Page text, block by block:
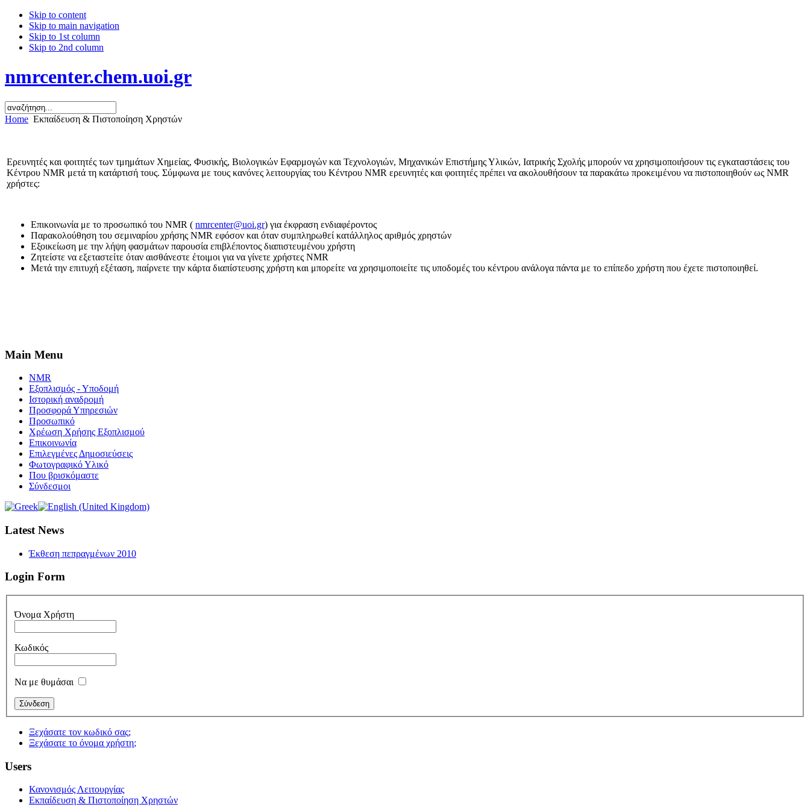
Skip to content
Skip to main navigation
Skip to 1st column
Skip to 2nd column
nmrcenter.chem.uoi.gr
Home Εκπαίδευση & Πιστοποίηση Χρηστών
Ερευνητές και φοιτητές των τμημάτων Χημείας, Φυσικής, Βιολογικών Εφαρμογών και Τεχνολογιών, Μηχανικών Επιστήμης Υλικών, Ιατρικής Σχολής μπορούν να χρησιμοποιήσουν τις εγκαταστάσεις του
Κέντρου NMR μετά τη κατάρτισή τους. Σύμφωνα με τους κανόνες λειτουργίας του Κέντρου NMR ερευνητές και φοιτητές πρέπει να ακολουθήσουν τα παρακάτω προκειμένου να πιστοποιηθούν ως NMR
χρήστες:
Επικοινωνία με το προσωπικό του NMR ( nmrcenter@uoi.gr) για έκφραση ενδιαφέροντος
Παρακολούθηση του σεμιναρίου χρήσης NMR εφόσον και όταν συμπληρωθεί κατάλληλος αριθμός χρηστών
Εξοικείωση με την λήψη φασμάτων παρουσία επιβλέποντος διαπιστευμένου χρήστη
Ζητείστε να εξεταστείτε όταν αισθάνεστε έτοιμοι για να γίνετε χρήστες NMR
Μετά την επιτυχή εξέταση, παίρνετε την κάρτα διαπίστευσης χρήστη και μπορείτε να χρησιμοποιείτε τις υποδομές του κέντρου ανάλογα πάντα με το επίπεδο χρήστη που έχετε πιστοποιηθεί.
Main Menu
NMR
Εξοπλισμός - Υποδομή
Ιστορική αναδρομή
Προσφορά Υπηρεσιών
Προσωπικό
Χρέωση Χρήσης Εξοπλισμού
Επικοινωνία
Επιλεγμένες Δημοσιεύσεις
Φωτογραφικό Υλικό
Που βρισκόμαστε
Σύνδεσμοι
Latest News
Έκθεση πεπραγμένων 2010
Login Form
Όνομα Χρήστη
Κωδικός
Να με θυμάσαι
Ξεχάσατε τον κωδικό σας;
Ξεχάσατε το όνομα χρήστη;
Users
Κανονισμός Λειτουργίας
Εκπαίδευση & Πιστοποίηση Χρηστών